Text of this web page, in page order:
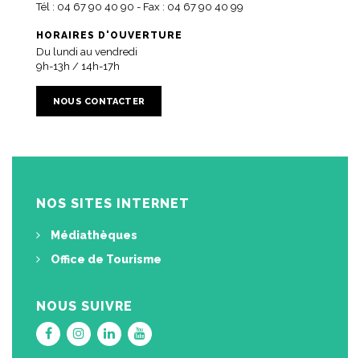
Tél : 04 67 90 40 90 - Fax : 04 67 90 40 99
HORAIRES D'OUVERTURE
Du lundi au vendredi
9h-13h / 14h-17h
NOUS CONTACTER
NOS SITES INTERNET
Médiathèques
Office de Tourisme
NOUS SUIVRE
Lien
vers
Lien
vers
Lien
vers
Lien
vers